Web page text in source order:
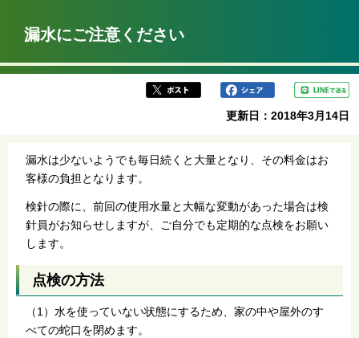
か
漏水にご注意ください
更新日：2018年3月14日
漏水は少ないようでも毎日続くと大量となり、その料金はお
客様の負担となります。
検針の際に、前回の使用水量と大幅な変動があった場合は検
針員がお知らせしますが、ご自分でも定期的な点検をお願い
します。
点検の方法
（1）水を使っていない状態にするため、家の中や屋外のす
べての蛇口を閉めます。